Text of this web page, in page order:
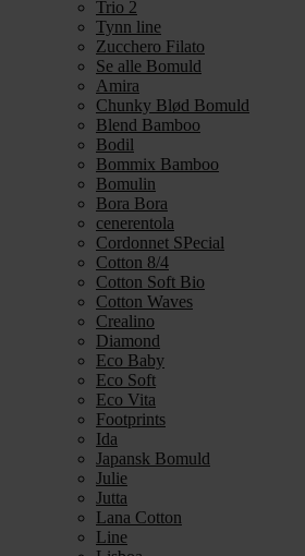
Trio 2
Tynn line
Zucchero Filato
Se alle Bomuld
Amira
Chunky Blød Bomuld
Blend Bamboo
Bodil
Bommix Bamboo
Bomulin
Bora Bora
cenerentola
Cordonnet SPecial
Cotton 8/4
Cotton Soft Bio
Cotton Waves
Crealino
Diamond
Eco Baby
Eco Soft
Eco Vita
Footprints
Ida
Japansk Bomuld
Julie
Jutta
Lana Cotton
Line